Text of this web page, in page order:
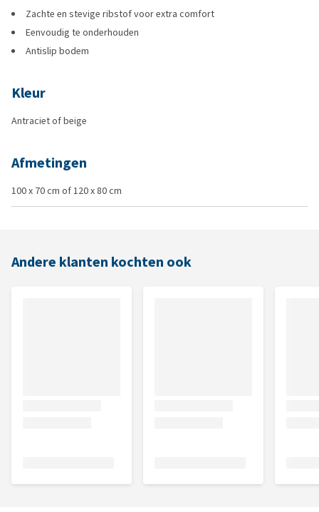
Zachte en stevige ribstof voor extra comfort
Eenvoudig te onderhouden
Antislip bodem
Kleur
Antraciet of beige
Afmetingen
100 x 70 cm of 120 x 80 cm
Andere klanten kochten ook